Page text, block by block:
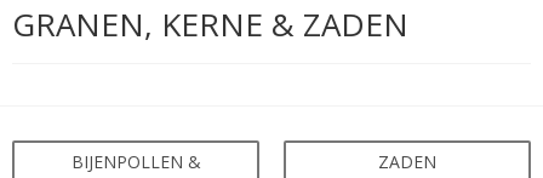
GRANEN, KERNE & ZADEN
BIJENPOLLEN &
ZADEN